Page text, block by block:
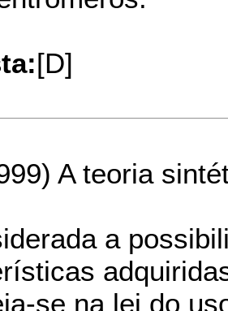
[D]
A teoria
a
se na lei do